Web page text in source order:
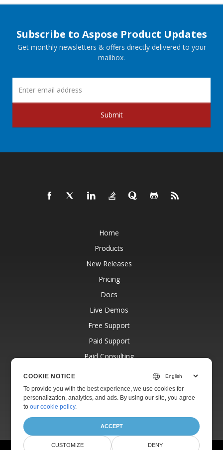
Subscribe to Aspose Product Updates
Get monthly newsletters & offers directly delivered to your
mailbox.
Submit
Home
Products
New Releases
Pricing
Docs
Live Demos
Free Support
Paid Support
Paid Consulting
Websites
About
COOKIE NOTICE
To provide you with the best experience, we use cookies for
personalization, analytics, and ads. By using our site, you agree
toour cookie policy.
ACCEPT
CUSTOMIZE DENY